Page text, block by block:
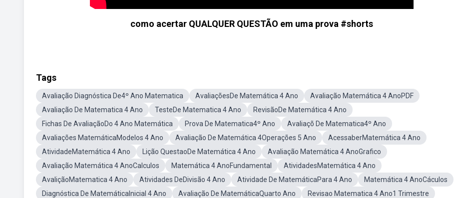
como acertar QUALQUER QUESTÃO em uma prova #shorts
Tags
Avaliação Diagnóstica De4º Ano Matematica AvaliaçõesDe Matemática 4 Ano
Avaliação Matemática 4 AnoPDF
Avaliação De Matematica 4 Ano
TesteDe Matematica 4 Ano
RevisãoDe Matemática 4 Ano
Fichas De AvaliaçãoDo 4 Ano Matemática
Prova De Matematica4º Ano
Avaliaçõ De Matematica4º Ano
Avaliações MatemáticaModelos 4 Ano
Avaliação De Matemática 4Operações 5 Ano
AcessaberMatemática 4 Ano
AtividadeMatemática 4 Ano
Lição QuestaoDe Matemática 4 Ano
Avaliação Matemática 4 AnoGrafico
Avaliação Matemática 4 AnoCalculos
Matemática 4 AnoFundamental
AtividadesMatemática 4 Ano
AvaliçãoMatematica 4 Ano
Atividades DeDivisão 4 Ano Atividade De MatemáticaPara 4 Ano
Matemática 4 AnoCáculos
Diagnóstica De MatemáticaInicial 4 Ano
Avaliação De MatemáticaQuarto Ano
Revisao Matematica 4 Ano1 Trimestre